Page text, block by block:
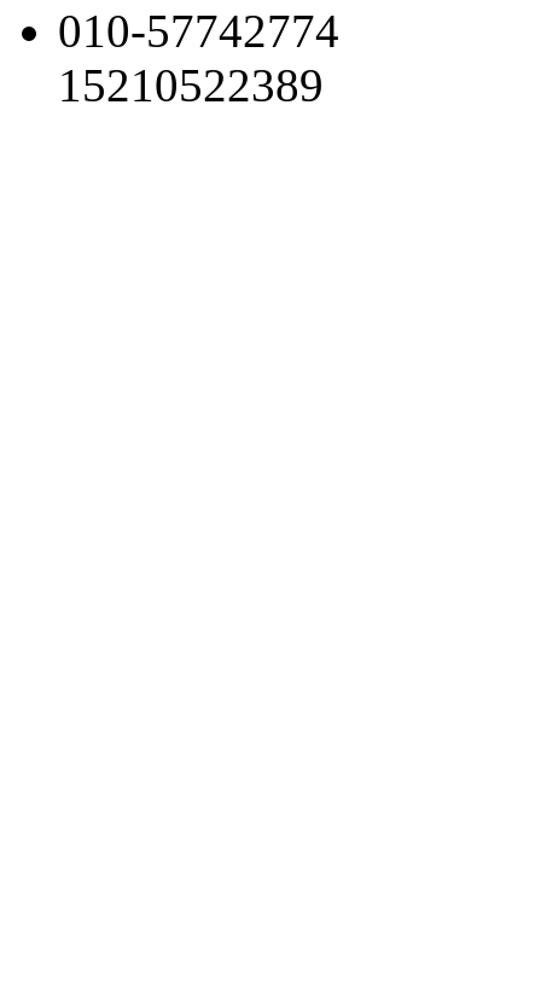
010-57742774
15210522389